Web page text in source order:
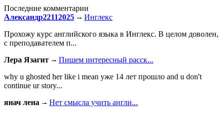
Последние комментарии
Александр22112025
Инглекс
Прохожу курс английского языка в Инглекс. В целом доволен,
с преподавателем п...
Лера Язагит
Пишем интересный расск...
why u ghosted her like i mean уже 14 лет прошло and u don't
continue ur story...
янач лена
Нет смысла учить англи...